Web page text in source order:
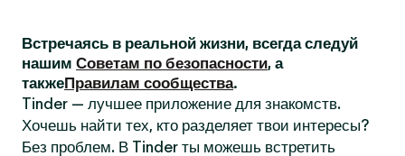
Встречаясь в реальной жизни, всегда следуй
нашим Советам по безопасности, а
такжеПравилам сообщества.
Tinder — лучшее приложение для знакомств.
Хочешь найти тех, кто разделяет твои интересы?
Без проблем. В Tinder ты можешь встретить